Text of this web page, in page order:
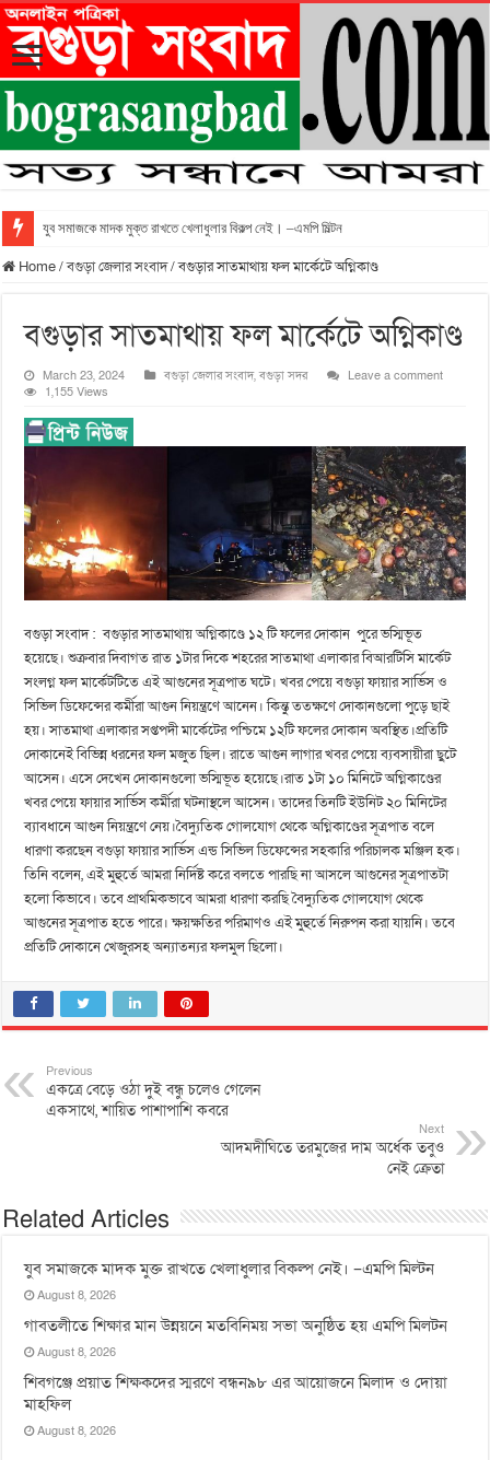
যুব সমাজকে মাদক মুক্ত রাখতে খেলাধুলার বিকল্প নেই। –এমপি মিল্টন
Home/বগুড়া জেলার সংবাদ/বগুড়ার সাতমাথায় ফল মার্কেটে অগ্নিকাণ্ড
বগুড়ার সাতমাথায় ফল মার্কেটে অগ্নিকাণ্ড
March 23, 2024 বগুড়া জেলার সংবাদ,বগুড়া সদর
Leave a comment
1,155 Views
বগুড়া সংবাদ : বগুড়ার সাতমাথায় অগ্নিকাণ্ডে ১২ টি ফলের দোকান পুরে ভস্মিভূত
হয়েছে। শুক্রবার দিবাগত রাত ১টার দিকে শহরের সাতমাথা এলাকার বিআরটিসি মার্কেট
সংলগ্ন ফল মার্কেটটিতে এই আগুনের সূত্রপাত ঘটে। খবর পেয়ে বগুড়া ফায়ার সার্ভিস ও
সিভিল ডিফেন্সের কর্মীরা আগুন নিয়ন্ত্রণে আনেন। কিন্তু ততক্ষণে দোকানগুলো পুড়ে ছাই
হয়। সাতমাথা এলাকার সপ্তপদী মার্কেটের পশ্চিমে ১২টি ফলের দোকান অবস্থিত।প্রতিটি
দোকানেই বিভিন্ন ধরনের ফল মজুত ছিল। রাতে আগুন লাগার খবর পেয়ে ব্যবসায়ীরা ছুটে
আসেন। এসে দেখেন দোকানগুলো ভস্মিভূত হয়েছে।রাত ১টা ১০ মিনিটে অগ্নিকাণ্ডের
খবর পেয়ে ফায়ার সার্ভিস কর্মীরা ঘটনাস্থলে আসেন। তাদের তিনটি ইউনিট ২০ মিনিটের
ব্যাবধানে আগুন নিয়ন্ত্রণে নেয়।বৈদ্যুতিক গোলযোগ থেকে অগ্নিকাণ্ডের সূত্রপাত বলে
ধারণা করছেন বগুড়া ফায়ার সার্ভিস এন্ড সিভিল ডিফেন্সের সহকারি পরিচালক মঞ্জিল হক।
তিনি বলেন, এই মুহুর্তে আমরা নির্দিষ্ট করে বলতে পারছি না আসলে আগুনের সূত্রপাতটা
হলো কিভাবে। তবে প্রাথমিকভাবে আমরা ধারণা করছি বৈদ্যুতিক গোলযোগ থেকে
আগুনের সূত্রপাত হতে পারে। ক্ষয়ক্ষতির পরিমাণও এই মুহুর্তে নিরুপন করা যায়নি। তবে
প্রতিটি দোকানে খেজুরসহ অন্যাতন্যর ফলমুল ছিলো।
Previous
একত্রে বেড়ে ওঠা দুই বন্ধু চলেও গেলেন
একসাথে, শায়িত পাশাপাশি কবরে
Next
আদমদীঘিতে তরমুজের দাম অর্ধেক তবুও
নেই ক্রেতা
Related Articles
যুব সমাজকে মাদক মুক্ত রাখতে খেলাধুলার বিকল্প নেই। –এমপি মিল্টন
August 8, 2026
‎গাবতলীতে শিক্ষার মান উন্নয়নে ‎মতবিনিময় সভা অনুষ্ঠিত হয় ‎এমপি মিলটন
August 8, 2026
শিবগঞ্জে প্রয়াত শিক্ষকদের স্মরণে বন্ধন৯৮ এর আয়োজনে মিলাদ ও দোয়া
মাহফিল
August 8, 2026